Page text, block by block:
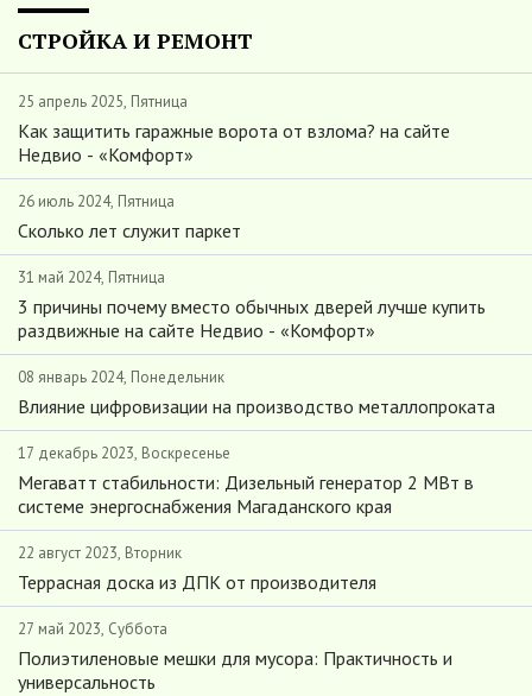
СТРОЙКА И РЕМОНТ
25 апрель 2025, Пятница
Как защитить гаражные ворота от взлома? на сайте
Недвио - «Комфорт»
26 июль 2024, Пятница
Сколько лет служит паркет
31 май 2024, Пятница
3 причины почему вместо обычных дверей лучше купить
раздвижные на сайте Недвио - «Комфорт»
08 январь 2024, Понедельник
Влияние цифровизации на производство металлопроката
17 декабрь 2023, Воскресенье
Мегаватт стабильности: Дизельный генератор 2 МВт в
системе энергоснабжения Магаданского края
22 август 2023, Вторник
Террасная доска из ДПК от производителя
27 май 2023, Суббота
Полиэтиленовые мешки для мусора: Практичность и
универсальность